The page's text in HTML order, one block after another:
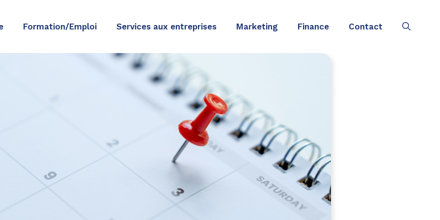
Formation/Emploi Services aux entreprises Marketing Finance Contact